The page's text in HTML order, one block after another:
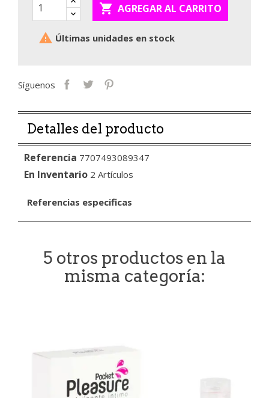
 AGREGAR AL CARRITO
 Últimas unidades en stock
Síguenos
Detalles del producto
Referencia 7707493089347
En Inventario 2 Artículos
Referencias especificas
5 otros productos en la
misma categoría: